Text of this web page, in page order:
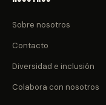
Sobre nosotros
Contacto
Diversidad e inclusión
Colabora con nosotros